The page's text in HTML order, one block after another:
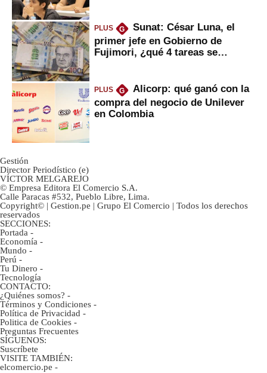
PLUS G
Sunat: César Luna, el
primer jefe en Gobierno de
Fujimori, ¿qué 4 tareas se
PLUS G
Alicorp: qué ganó con la
compra del negocio de Unilever
en Colombia
Gestión
Director Periodístico (e)
VÍCTOR MELGAREJO
© Empresa Editora El Comercio S.A.
Calle Paracas #532, Pueblo Libre, Lima.
Copyright© | Gestion.pe | Grupo El Comercio | Todos los derechos
reservados
SECCIONES:
Portada -
Economía -
Mundo -
Perú -
Tu Dinero -
Tecnología
CONTACTO:
¿Quiénes somos? -
Términos y Condiciones -
Política de Privacidad -
Politica de Cookies -
Preguntas Frecuentes
SÍGUENOS:
Suscríbete
VISITE TAMBIÉN:
elcomercio.pe -